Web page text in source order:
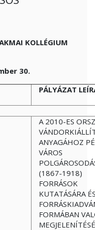
KOLLÉGIUM
30.
PÁLYÁZAT
A 2010-ES
ANYAGÁHOZ
VÁROS
(1867-1918)
FORRÁSOK
KUTATÁSÁRA
FORMÁBAN